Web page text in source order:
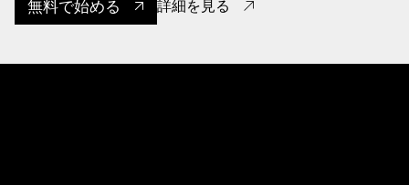
無料で始める 詳細を見る